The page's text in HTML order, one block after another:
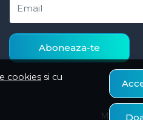
cookies si cu
Email
Aboneaza-te
Magazin